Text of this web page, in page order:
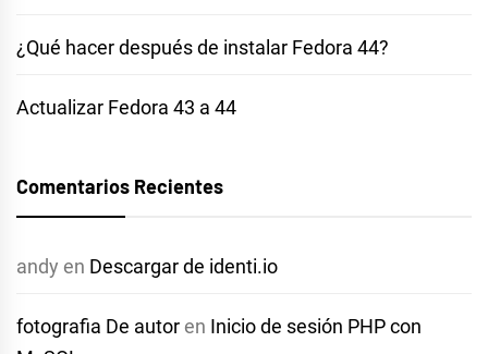
¿Qué hacer después de instalar Fedora 44?
Actualizar Fedora 43 a 44
Comentarios Recientes
andy en Descargar de identi.io
fotografia De autor en Inicio de sesión PHP con